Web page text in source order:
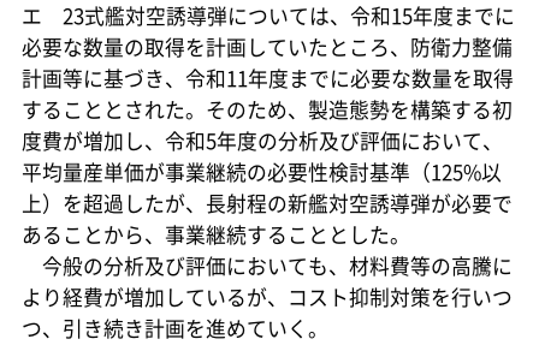
エ 23式艦対空誘導弾については、令和15年度までに
必要な数量の取得を計画していたところ、防衛力整備
計画等に基づき、令和11年度までに必要な数量を取得
することとされた。そのため、製造態勢を構築する初
度費が増加し、令和5年度の分析及び評価において、
平均量産単価が事業継続の必要性検討基準（125%以
上）を超過したが、長射程の新艦対空誘導弾が必要で
あることから、事業継続することとした。
今般の分析及び評価においても、材料費等の高騰に
より経費が増加しているが、コスト抑制対策を行いつ
つ、引き続き計画を進めていく。